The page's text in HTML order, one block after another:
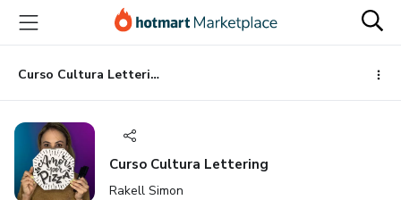
para
conteúdo
principal
para
pagamento
para
rodapé
Curso Cultura Lettering
Curso Cultura Lettering
Rakell Simon